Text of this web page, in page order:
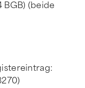
BGB) (beide